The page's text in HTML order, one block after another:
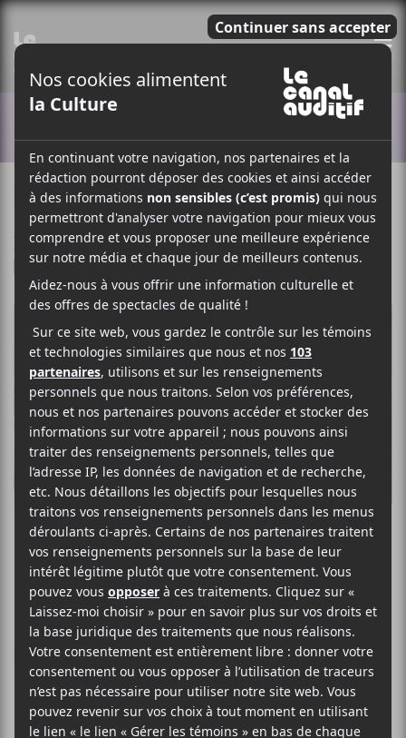
29 SEPTEMBRE 2022
PARMYRIAM BERCIER
/ ÉLECTRONIQUE
/ POP
F
A
C
E
B
O
K
T
W
I
T
T
E
P
A
R
T
A
G
E
R
Metronomy
reporte sa
tournée nord-
américaine